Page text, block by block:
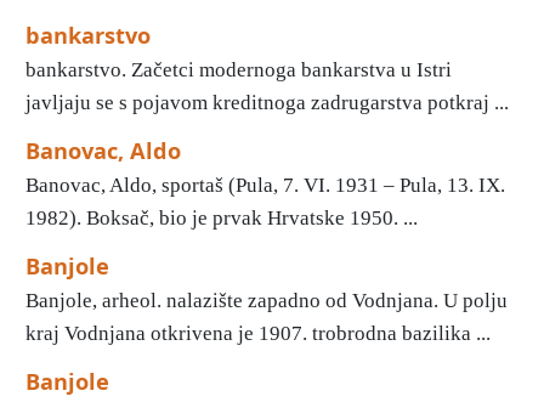
bankarstvo
bankarstvo. Začetci modernoga bankarstva u Istri
javljaju se s pojavom kreditnoga zadrugarstva potkraj ...
Banovac, Aldo
Banovac, Aldo, sportaš (Pula, 7. VI. 1931 – Pula, 13. IX.
1982). Boksač, bio je prvak Hrvatske 1950. ...
Banjole
Banjole, arheol. nalazište zapadno od Vodnjana. U polju
kraj Vodnjana otkrivena je 1907. trobrodna bazilika ...
Banjole